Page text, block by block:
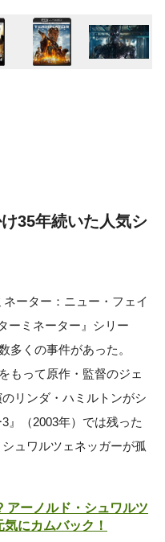
35年続いた人気シ
ーター：ニュー・フェイ
ーミネーター』シリー
多くの事件があった。
もって原作・監督のジェ
リンダ・ハミルトンがシ
』（2003年）では残った
ュワルツェネッガーが孤
アーノルド・シュワルツ
にカムバック！